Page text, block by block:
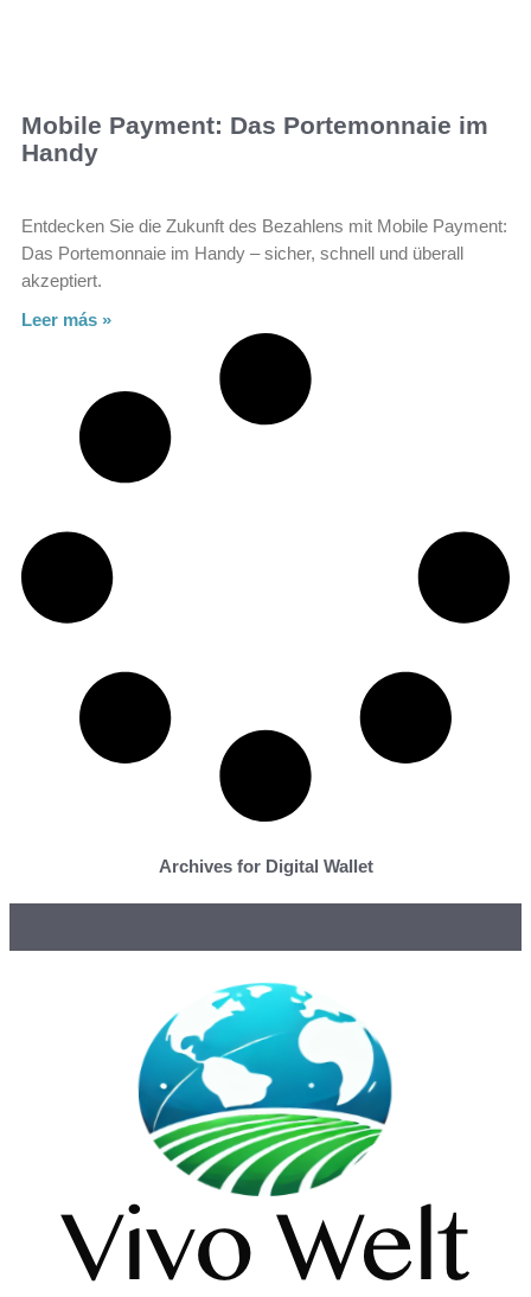
Mobile Payment: Das Portemonnaie im
Handy
Entdecken Sie die Zukunft des Bezahlens mit Mobile Payment:
Das Portemonnaie im Handy – sicher, schnell und überall
akzeptiert.
Leer más »
Archives for Digital Wallet